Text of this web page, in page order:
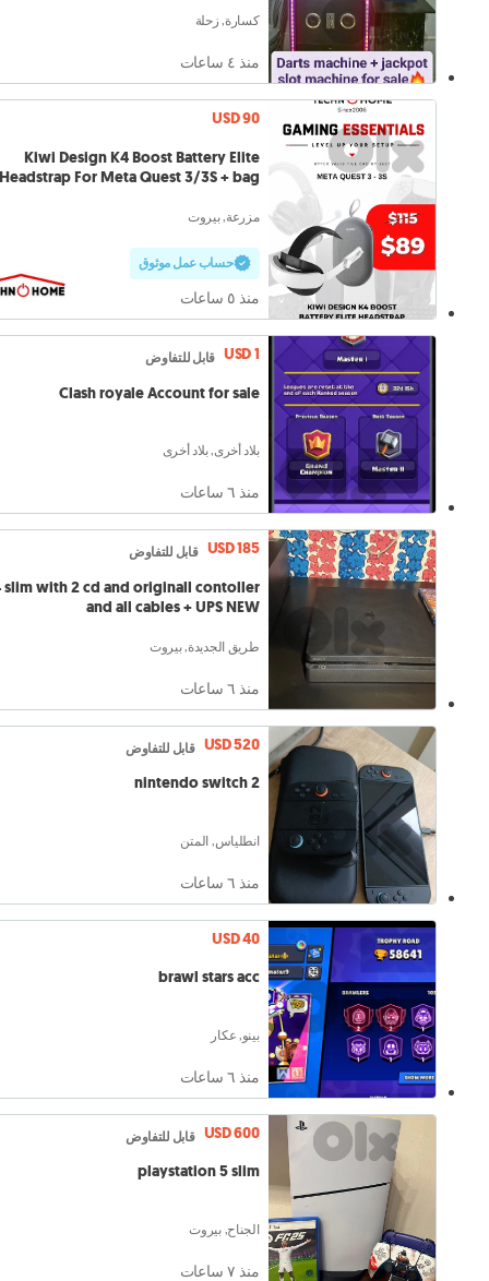
كسارة, زحلة
منذ ٤ ساعات
USD 90
Kiwi Design K4 Boost Battery Elite
For Meta Quest 3/3S + bag
مزرعة, بيروت
حساب عمل موثوق
منذ ٥ ساعات
USD 1 قابل للتفاوض
Clash royale Account for sale
بلاد أخرى, بلاد أخرى
منذ ٦ ساعات
USD 185 قابل للتفاوض
slim with 2 cd and originall contoller
and all cables + UPS NEW
طريق الجديدة, بيروت
منذ ٦ ساعات
USD 520 قابل للتفاوض
nintendo switch 2
انطلياس, المتن
منذ ٦ ساعات
USD 40
brawl stars acc
بينو, عكار
منذ ٦ ساعات
USD 600 قابل للتفاوض
playstation 5 slim
الجناح, بيروت
منذ ٧ ساعات